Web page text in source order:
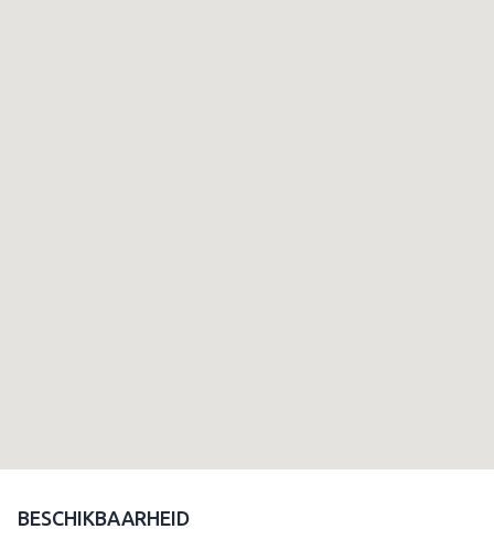
BESCHIKBAARHEID